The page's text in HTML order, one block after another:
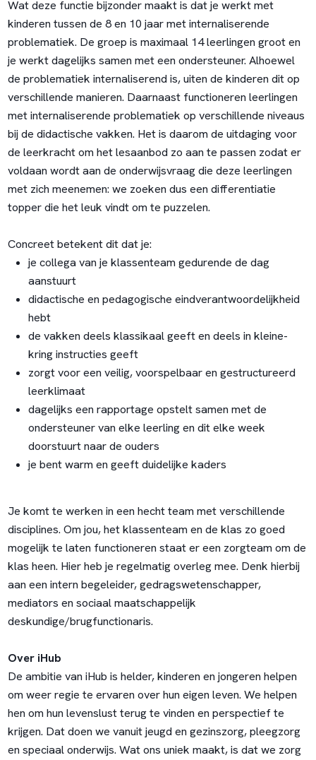
Wat deze functie bijzonder maakt is dat je werkt met
kinderen tussen de 8 en 10 jaar met internaliserende
problematiek. De groep is maximaal 14 leerlingen groot en
je werkt dagelijks samen met een ondersteuner. Alhoewel
de problematiek internaliserend is, uiten de kinderen dit op
verschillende manieren. Daarnaast functioneren leerlingen
met internaliserende problematiek op verschillende niveaus
bij de didactische vakken. Het is daarom de uitdaging voor
de leerkracht om het lesaanbod zo aan te passen zodat er
voldaan wordt aan de onderwijsvraag die deze leerlingen
met zich meenemen: we zoeken dus een differentiatie
topper die het leuk vindt om te puzzelen.
Concreet betekent dit dat je:
je collega van je klassenteam gedurende de dag
aanstuurt
didactische en pedagogische eindverantwoordelijkheid
hebt
de vakken deels klassikaal geeft en deels in kleine-
kring instructies geeft
zorgt voor een veilig, voorspelbaar en gestructureerd
leerklimaat
dagelijks een rapportage opstelt samen met de
ondersteuner van elke leerling en dit elke week
doorstuurt naar de ouders
je bent warm en geeft duidelijke kaders
Je komt te werken in een hecht team met verschillende
disciplines. Om jou, het klassenteam en de klas zo goed
mogelijk te laten functioneren staat er een zorgteam om de
klas heen. Hier heb je regelmatig overleg mee. Denk hierbij
aan een intern begeleider, gedragswetenschapper,
mediators en sociaal maatschappelijk
deskundige/brugfunctionaris.
Over iHub
De ambitie van iHub is helder, kinderen en jongeren helpen
om weer regie te ervaren over hun eigen leven. We helpen
hen om hun levenslust terug te vinden en perspectief te
krijgen. Dat doen we vanuit jeugd en gezinszorg, pleegzorg
en speciaal onderwijs. Wat ons uniek maakt, is dat we zorg